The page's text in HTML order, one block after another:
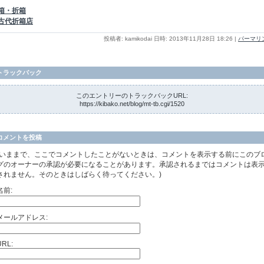
・折箱
代折箱店
投稿者: kamikodai 日時: 2013年11月28日 18:26 | パーマリ
ラックバック
このエントリーのトラックバックURL:
https://kibako.net/blog/mt-tb.cgi/1520
メントを投稿
ままで、ここでコメントしたことがないときは、コメントを表示する前にこのブ
のオーナーの承認が必要になることがあります。承認されるまではコメントは表
れません。そのときはしばらく待ってください。)
前:
ールアドレス: